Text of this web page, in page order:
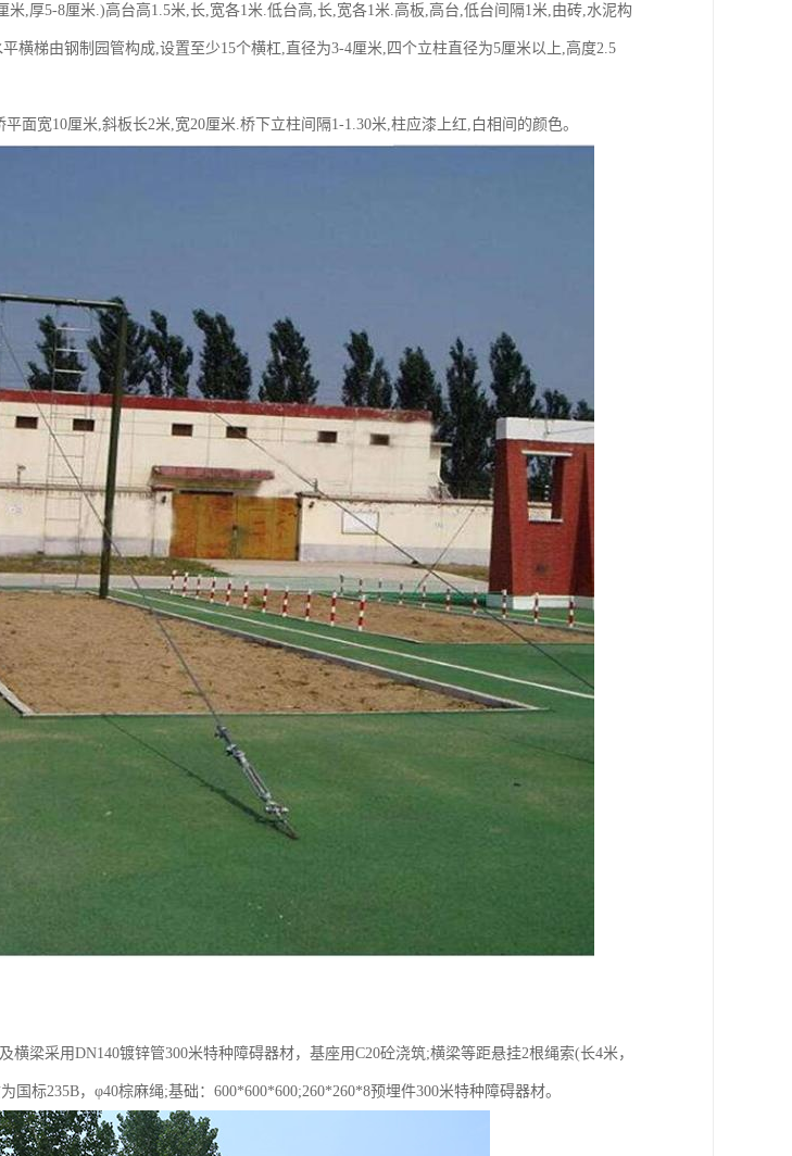
米,厚5-8厘米.)高台高1.5米,长,宽各1米.低台高,长,宽各1米.高板,高台,低台间隔1米,由砖,水泥构
横梯由钢制园管构成,设置至少15个横杠,直径为3-4厘米,四个立柱直径为5厘米以上,高度2.5
面宽10厘米,斜板长2米,宽20厘米.桥下立柱间隔1-1.30米,柱应漆上红,白相间的颜色。
横梁采用DN140镀锌管300米特种障碍器材，基座用C20砼浇筑;横梁等距悬挂2根绳索(长4米，
国标235B，φ40棕麻绳;基础：600*600*600;260*260*8预埋件300米特种障碍器材。